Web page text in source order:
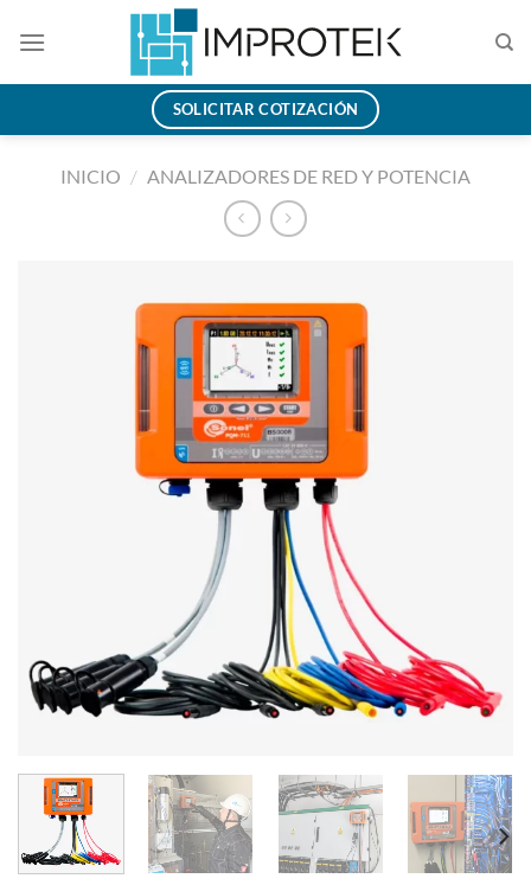
SOLICITAR COTIZACIÓN
INICIO / ANALIZADORES DE RED Y POTENCIA